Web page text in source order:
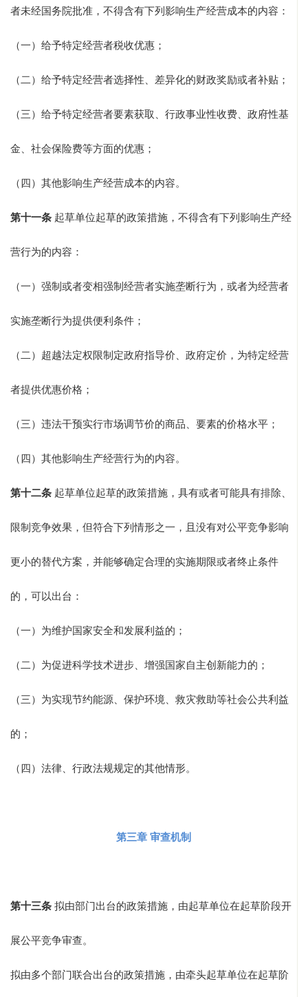
者未经国务院批准，不得含有下列影响生产经营成本的内容：
（一）给予特定经营者税收优惠；
（二）给予特定经营者选择性、差异化的财政奖励或者补贴；
（三）给予特定经营者要素获取、行政事业性收费、政府性基
金、社会保险费等方面的优惠；
（四）其他影响生产经营成本的内容。
第十一条 起草单位起草的政策措施，不得含有下列影响生产经
营行为的内容：
（一）强制或者变相强制经营者实施垄断行为，或者为经营者
实施垄断行为提供便利条件；
（二）超越法定权限制定政府指导价、政府定价，为特定经营
者提供优惠价格；
（三）违法干预实行市场调节价的商品、要素的价格水平；
（四）其他影响生产经营行为的内容。
第十二条 起草单位起草的政策措施，具有或者可能具有排除、
限制竞争效果，但符合下列情形之一，且没有对公平竞争影响
更小的替代方案，并能够确定合理的实施期限或者终止条件
的，可以出台：
（一）为维护国家安全和发展利益的；
（二）为促进科学技术进步、增强国家自主创新能力的；
（三）为实现节约能源、保护环境、救灾救助等社会公共利益
的；
（四）法律、行政法规规定的其他情形。
第三章 审查机制
第十三条 拟由部门出台的政策措施，由起草单位在起草阶段开
展公平竞争审查。
拟由多个部门联合出台的政策措施，由牵头起草单位在起草阶